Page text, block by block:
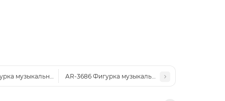
музыкальная "Сердце" (Юнион)AR-3686 Фигурка музыкальная "Карусель"